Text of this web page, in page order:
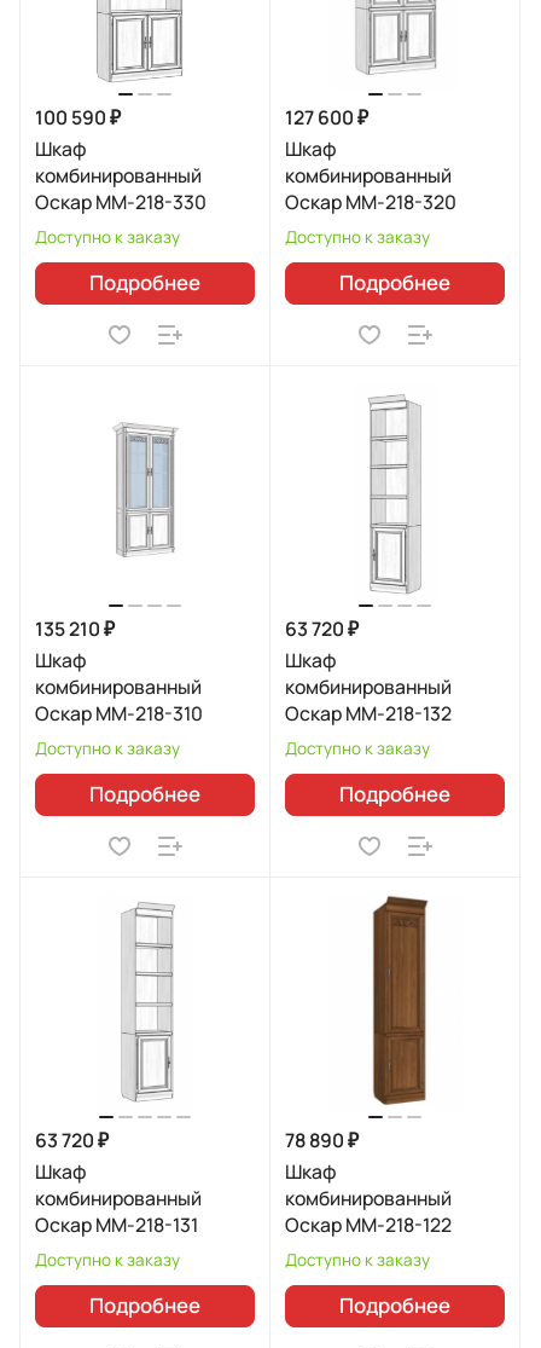
100 590 ₽
Шкаф
комбинированный
Оскар ММ-218-330
Доступно к заказу
Подробнее
127 600 ₽
Шкаф
комбинированный
Оскар ММ-218-320
Доступно к заказу
Подробнее
135 210 ₽
Шкаф
комбинированный
Оскар ММ-218-310
Доступно к заказу
Подробнее
63 720 ₽
Шкаф
комбинированный
Оскар ММ-218-132
Доступно к заказу
Подробнее
63 720 ₽
Шкаф
комбинированный
Оскар ММ-218-131
Доступно к заказу
Подробнее
78 890 ₽
Шкаф
комбинированный
Оскар ММ-218-122
Доступно к заказу
Подробнее